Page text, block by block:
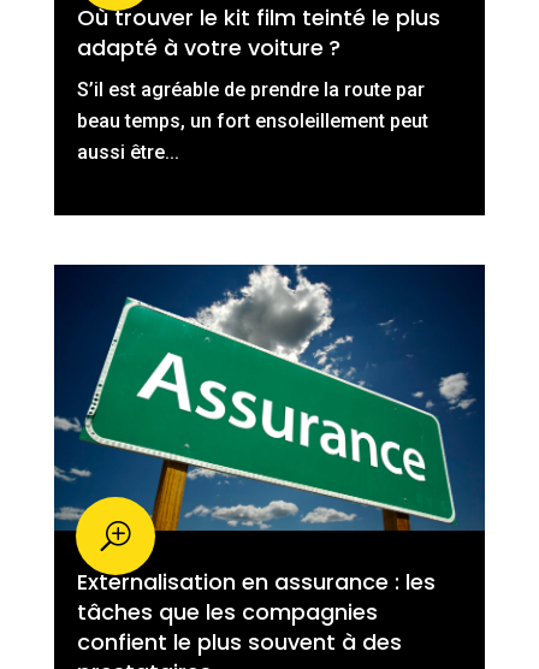
Où trouver le kit film teinté le plus
adapté à votre voiture ?
S’il est agréable de prendre la route par
beau temps, un fort ensoleillement peut
aussi être...
Externalisation en assurance : les
tâches que les compagnies
confient le plus souvent à des